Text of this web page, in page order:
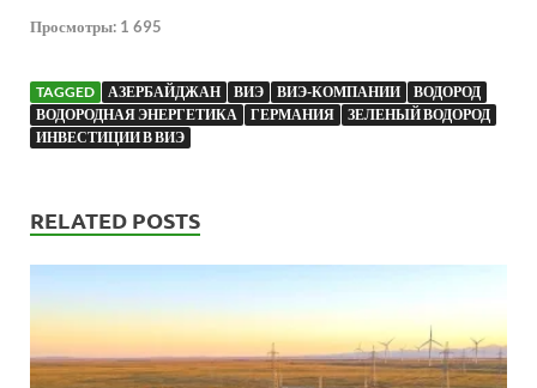
Просмотры: 1 695
TAGGED АЗЕРБАЙДЖАН ВИЭ ВИЭ-КОМПАНИИ
ВОДОРОД
ВОДОРОДНАЯ ЭНЕРГЕТИКА
ГЕРМАНИЯ
ЗЕЛЕНЫЙ ВОДОРОД
ИНВЕСТИЦИИ В ВИЭ
RELATED POSTS